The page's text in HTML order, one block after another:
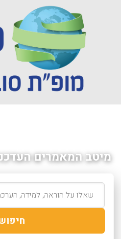
מיטב המאמרים